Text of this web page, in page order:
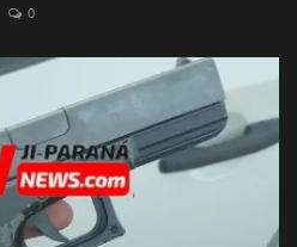
0